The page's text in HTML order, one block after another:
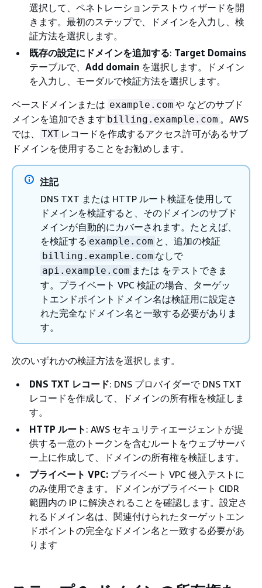
選択して、ペネトレーションテストウィザードを開
きます。最初のステップで、ドメインを入力し、検
証方法を選択します。
既存の設定にドメインを追加する: Target Domains
テーブルで、 Add domain を選択します。ドメイン
を入力し、モーダルで検証方法を選択します。
ベースドメインまたは example.com や などのサブド
メインを追加できます billing.example.com 。AWS
では、
TXT レコードを作成するアクセス許可があるサブ
ドメインを使用することをお勧めします。
注記
DNS TXT または HTTP ルート検証を使用して
ドメインを検証すると、そのドメインのサブド
メインが自動的にカバーされます。たとえば、
を検証する example.com と、追加の検証
billing.example.com なしで
api.example.com または をテストできま
す。プライベート VPC 検証の場合、ターゲッ
トエンドポイントドメイン名は検証用に設定さ
れた完全なドメイン名と一致する必要がありま
す。
次のいずれかの検証方法を選択します。
DNS TXT レコード: DNS プロバイダーで DNS TXT
レコードを作成して、ドメインの所有権を検証しま
す。
HTTP ルート : AWS セキュリティエージェントが提
供する一意のトークンを含むルートをウェブサーバ
ー上に作成して、ドメインの所有権を検証します。
プライベート VPC: プライベート VPC 侵入テストに
のみ使用できます。ドメインがプライベート CIDR
範囲内の IP に解決されることを確認します。設定さ
れるドメイン名は、関連付けられたターゲットエン
ドポイントの完全なドメイン名と一致する必要があ
ります